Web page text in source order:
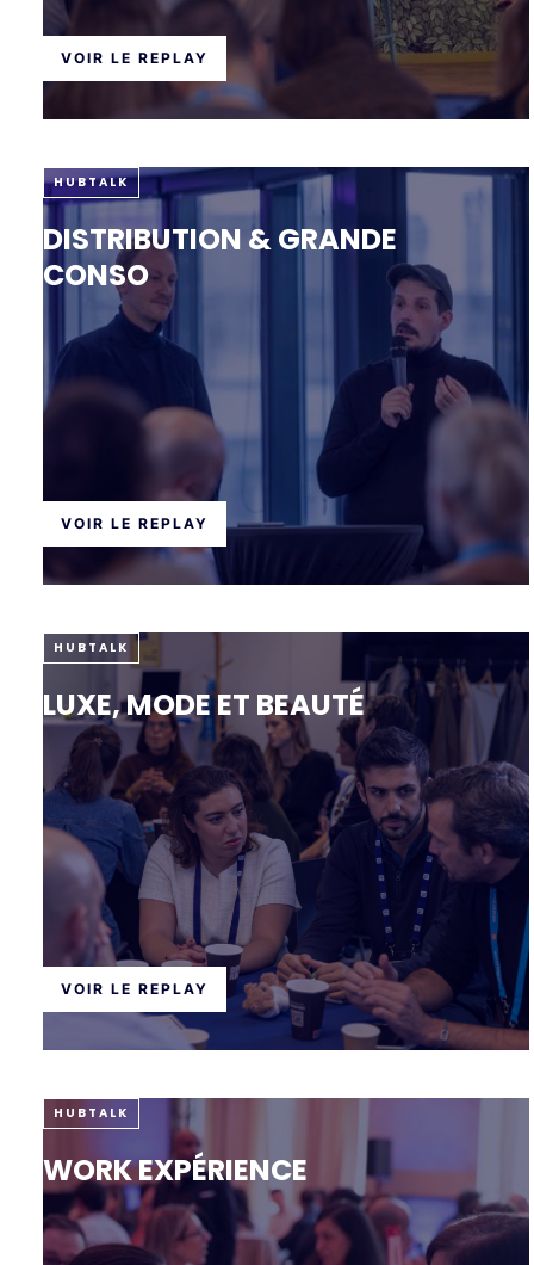
VOIR LE REPLAY
HUBTALK
DISTRIBUTION & ‍GRANDE
CONSO
VOIR LE REPLAY
HUBTALK
LUXE, MODE ET BEAUTÉ
VOIR LE REPLAY
HUBTALK
WORK EXPÉRIENCE